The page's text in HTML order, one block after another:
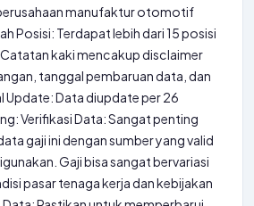
manufaktur otomotif
Posisi: Terdapat lebih dari 15 posisi
kaki mencakup disclaimer
tanggal pembaruan data, dan
Update: Data diupdate per 26
Verifikasi Data: Sangat penting
gaji ini dengan sumber yang valid
Gaji bisa sangat bervariasi
pasar tenaga kerja dan kebijakan